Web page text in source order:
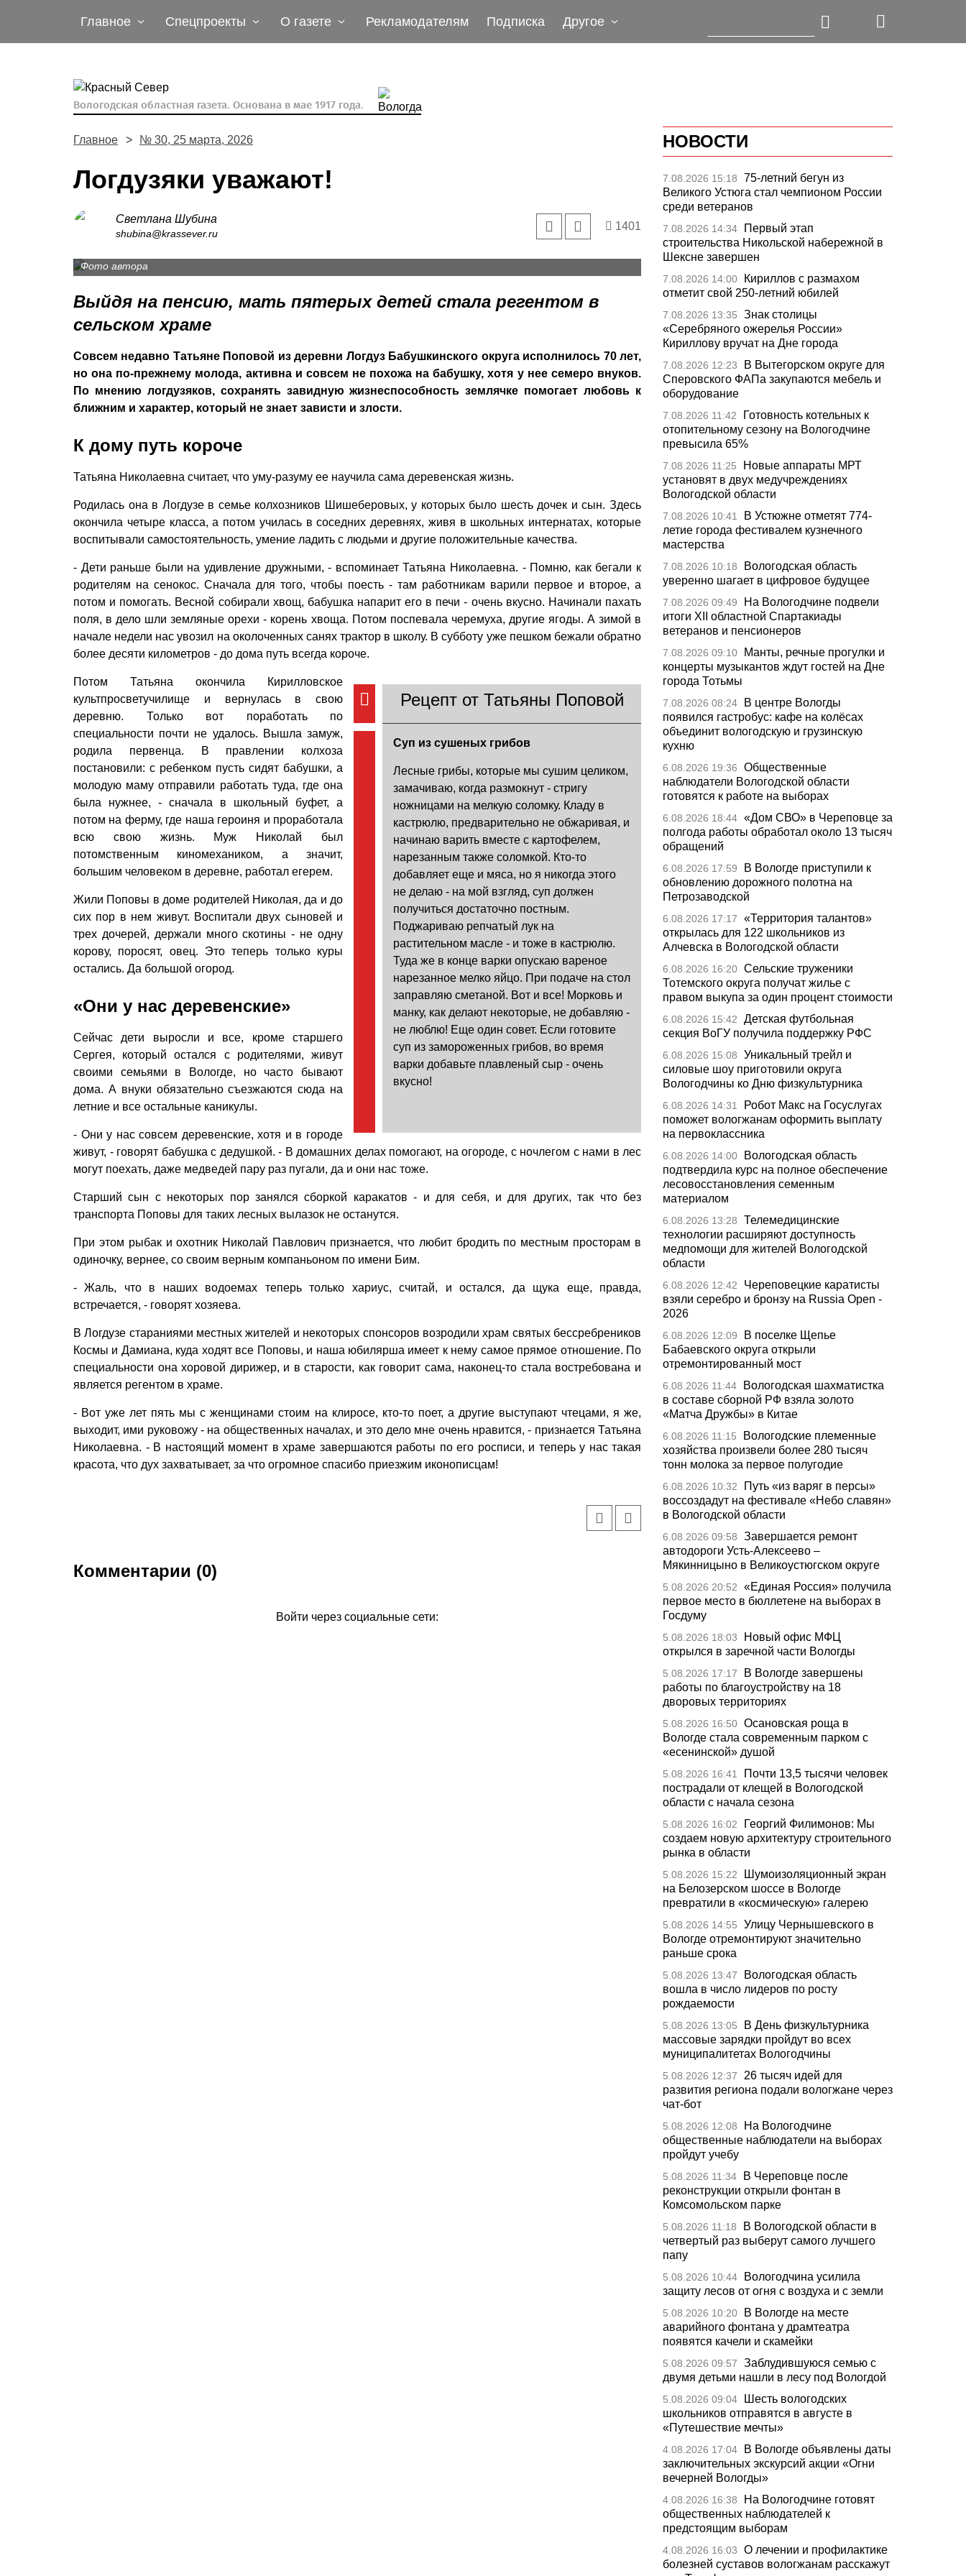
Главное Спецпроекты О газете Рекламодателям Подписка Другое
Вологодская областная газета. Основана в мае 1917 года.
Главное № 30, 25 марта, 2026
Логдузяки уважают!
Светлана Шубина
shubina@krassever.ru
1401
Супруги Николай Павлович и Татьяна Николаевна Поповы родились в одной деревне и знают друг
Фото автора
Выйдя на пенсию, мать пятерых детей стала регентом в
сельском храме
Совсем недавно Татьяне Поповой из деревни Логдуз Бабушкинского округа исполнилось 70 лет,
но она по-прежнему молода, активна и совсем не похожа на бабушку, хотя у нее семеро внуков.
По мнению логдузяков, сохранять завидную жизнеспособность землячке помогает любовь к
ближним и характер, который не знает зависти и злости.
К дому путь короче
Татьяна Николаевна считает, что уму-разуму ее научила сама деревенская жизнь.
Родилась она в Логдузе в семье колхозников Шишеберовых, у которых было шесть дочек и сын. Здесь
окончила четыре класса, а потом училась в соседних деревнях, живя в школьных интернатах, которые
воспитывали самостоятельность, умение ладить с людьми и другие положительные качества.
- Дети раньше были на удивление дружными, - вспоминает Татьяна Николаевна. - Помню, как бегали к
родителям на сенокос. Сначала для того, чтобы поесть - там работникам варили первое и второе, а
потом и помогать. Весной собирали хвощ, бабушка напарит его в печи - очень вкусно. Начинали пахать
поля, в дело шли земляные орехи - корень хвоща. Потом поспевала черемуха, другие ягоды. А зимой в
начале недели нас увозил на околоченных санях трактор в школу. В субботу уже пешком бежали обратно
более десяти километров - до дома путь всегда короче.
Рецепт от Татьяны Поповой
Суп из сушеных грибов
Лесные грибы, которые мы сушим целиком,
замачиваю, когда размокнут - стригу
ножницами на мелкую соломку. Кладу в
кастрюлю, предварительно не обжаривая, и
начинаю варить вместе с картофелем,
нарезанным также соломкой. Кто-то
добавляет еще и мяса, но я никогда этого
не делаю - на мой взгляд, суп должен
получиться достаточно постным.
Поджариваю репчатый лук на
растительном масле - и тоже в кастрюлю.
Туда же в конце варки опускаю вареное
нарезанное мелко яйцо. При подаче на стол
заправляю сметаной. Вот и все! Морковь и
манку, как делают некоторые, не добавляю -
не люблю! Еще один совет. Если готовите
суп из замороженных грибов, во время
варки добавьте плавленый сыр - очень
вкусно!
Потом Татьяна окончила Кирилловское
культпросветучилище и вернулась в свою
деревню. Только вот поработать по
специальности почти не удалось. Вышла замуж,
родила первенца. В правлении колхоза
постановили: с ребенком пусть сидят бабушки, а
молодую маму отправили работать туда, где она
была нужнее, - сначала в школьный буфет, а
потом на ферму, где наша героиня и проработала
всю свою жизнь. Муж Николай был
потомственным киномехаником, а значит,
большим человеком в деревне, работал егерем.
Жили Поповы в доме родителей Николая, да и до
сих пор в нем живут. Воспитали двух сыновей и
трех дочерей, держали много скотины - не одну
корову, поросят, овец. Это теперь только куры
остались. Да большой огород.
«Они у нас деревенские»
Сейчас дети выросли и все, кроме старшего
Сергея, который остался с родителями, живут
своими семьями в Вологде, но часто бывают
дома. А внуки обязательно съезжаются сюда на
летние и все остальные каникулы.
- Они у нас совсем деревенские, хотя и в городе
живут, - говорят бабушка с дедушкой. - В домашних делах помогают, на огороде, с ночлегом с нами в лес
могут поехать, даже медведей пару раз пугали, да и они нас тоже.
Старший сын с некоторых пор занялся сборкой каракатов - и для себя, и для других, так что без
транспорта Поповы для таких лесных вылазок не останутся.
При этом рыбак и охотник Николай Павлович признается, что любит бродить по местным просторам в
одиночку, вернее, со своим верным компаньоном по имени Бим.
- Жаль, что в наших водоемах теперь только хариус, считай, и остался, да щука еще, правда,
встречается, - говорят хозяева.
В Логдузе стараниями местных жителей и некоторых спонсоров возродили храм святых бессребреников
Космы и Дамиана, куда ходят все Поповы, и наша юбилярша имеет к нему самое прямое отношение. По
специальности она хоровой дирижер, и в старости, как говорит сама, наконец-то стала востребована и
является регентом в храме.
- Вот уже лет пять мы с женщинами стоим на клиросе, кто-то поет, а другие выступают чтецами, я же,
выходит, ими руковожу - на общественных началах, и это дело мне очень нравится, - признается Татьяна
Николаевна. - В настоящий момент в храме завершаются работы по его росписи, и теперь у нас такая
красота, что дух захватывает, за что огромное спасибо приезжим иконописцам!
Комментарии (0)
Войти через социальные сети:
НОВОСТИ
7.08.2026 15:18
75-летний бегун из
Великого Устюга стал чемпионом России
среди ветеранов
7.08.2026 14:34
Первый этап
строительства Никольской набережной в
Шексне завершен
7.08.2026 14:00
Кириллов с размахом
отметит свой 250-летний юбилей
7.08.2026 13:35
Знак столицы
«Серебряного ожерелья России»
Кириллову вручат на Дне города
7.08.2026 12:23
В Вытегорском округе для
Сперовского ФАПа закупаются мебель и
оборудование
7.08.2026 11:42
Готовность котельных к
отопительному сезону на Вологодчине
превысила 65%
7.08.2026 11:25
Новые аппараты МРТ
установят в двух медучреждениях
Вологодской области
7.08.2026 10:41
В Устюжне отметят 774-
летие города фестивалем кузнечного
мастерства
7.08.2026 10:18
Вологодская область
уверенно шагает в цифровое будущее
7.08.2026 09:49
На Вологодчине подвели
итоги XII областной Спартакиады
ветеранов и пенсионеров
7.08.2026 09:10
Манты, речные прогулки и
концерты музыкантов ждут гостей на Дне
города Тотьмы
7.08.2026 08:24
В центре Вологды
появился гастробус: кафе на колёсах
объединит вологодскую и грузинскую
кухню
6.08.2026 19:36
Общественные
наблюдатели Вологодской области
готовятся к работе на выборах
6.08.2026 18:44 «Дом СВО» в Череповце за
полгода работы обработал около 13 тысяч
обращений
6.08.2026 17:59
В Вологде приступили к
обновлению дорожного полотна на
Петрозаводской
6.08.2026 17:17
«Территория талантов»
открылась для 122 школьников из
Алчевска в Вологодской области
6.08.2026 16:20 Сельские труженики
Тотемского округа получат жилье с
правом выкупа за один процент стоимости
6.08.2026 15:42
Детская футбольная
секция ВоГУ получила поддержку РФС
6.08.2026 15:08
Уникальный трейл и
силовые шоу приготовили округа
Вологодчины ко Дню физкультурника
6.08.2026 14:31
Робот Макс на Госуслугах
поможет вологжанам оформить выплату
на первоклассника
6.08.2026 14:00
Вологодская область
подтвердила курс на полное обеспечение
лесовосстановления семенным
материалом
6.08.2026 13:28
Телемедицинские
технологии расширяют доступность
медпомощи для жителей Вологодской
области
6.08.2026 12:42
Череповецкие каратисты
взяли серебро и бронзу на Russia Open -
2026
6.08.2026 12:09
В поселке Щепье
Бабаевского округа открыли
отремонтированный мост
6.08.2026 11:44
Вологодская шахматистка
в составе сборной РФ взяла золото
«Матча Дружбы» в Китае
6.08.2026 11:15
Вологодские племенные
хозяйства произвели более 280 тысяч
тонн молока за первое полугодие
6.08.2026 10:32
Путь «из варяг в персы»
воссоздадут на фестивале «Небо славян»
в Вологодской области
6.08.2026 09:58
Завершается ремонт
автодороги Усть-Алексеево –
Мякинницыно в Великоустюгском округе
5.08.2026 20:52
«Единая Россия» получила
первое место в бюллетене на выборах в
Госдуму
5.08.2026 18:03
Новый офис МФЦ
открылся в заречной части Вологды
5.08.2026 17:17
В Вологде завершены
работы по благоустройству на 18
дворовых территориях
5.08.2026 16:50 Осановская роща в
Вологде стала современным парком с
«есенинской» душой
5.08.2026 16:41
Почти 13,5 тысячи человек
пострадали от клещей в Вологодской
области с начала сезона
5.08.2026 16:02
Георгий Филимонов: Мы
создаем новую архитектуру строительного
рынка в области
5.08.2026 15:22
Шумоизоляционный экран
на Белозерском шоссе в Вологде
превратили в «космическую» галерею
5.08.2026 14:55
Улицу Чернышевского в
Вологде отремонтируют значительно
раньше срока
5.08.2026 13:47
Вологодская область
вошла в число лидеров по росту
рождаемости
5.08.2026 13:05
В День физкультурника
массовые зарядки пройдут во всех
муниципалитетах Вологодчины
5.08.2026 12:37
26 тысяч идей для
развития региона подали вологжане через
чат-бот
5.08.2026 12:08
На Вологодчине
общественные наблюдатели на выборах
пройдут учебу
5.08.2026 11:34
В Череповце после
реконструкции открыли фонтан в
Комсомольском парке
5.08.2026 11:18
В Вологодской области в
четвертый раз выберут самого лучшего
папу
5.08.2026 10:44
Вологодчина усилила
защиту лесов от огня с воздуха и с земли
5.08.2026 10:20
В Вологде на месте
аварийного фонтана у драмтеатра
появятся качели и скамейки
5.08.2026 09:57
Заблудившуюся семью с
двумя детьми нашли в лесу под Вологдой
5.08.2026 09:04
Шесть вологодских
школьников отправятся в августе в
«Путешествие мечты»
4.08.2026 17:04
В Вологде объявлены даты
заключительных экскурсий акции «Огни
вечерней Вологды»
4.08.2026 16:38
На Вологодчине готовят
общественных наблюдателей к
предстоящим выборам
4.08.2026 16:03
О лечении и профилактике
болезней суставов вологжанам расскажут